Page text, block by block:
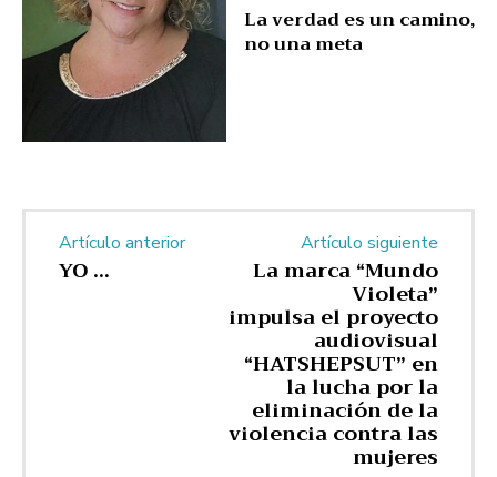
La verdad es un camino,
no una meta
Artículo anterior
YO…
Artículo siguiente
La marca“Mundo
Violeta”
impulsael proyecto
audiovisual
“HATSHEPSUT” en
la lucha por la
eliminación de la
violencia contra las
mujeres